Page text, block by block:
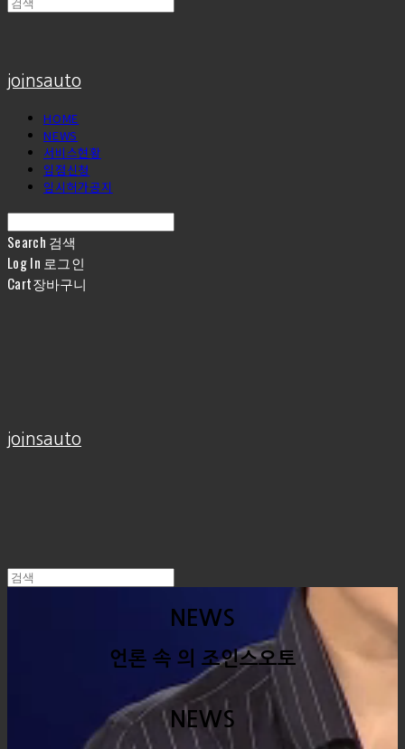
joinsauto
HOME
NEWS
서비스현황
입점신청
임시허가공지
Search 검색
Log In 로그인
Cart장바구니
joinsauto
NEWS
언론 속 의 조인스오토
NEWS